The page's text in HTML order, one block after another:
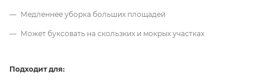
Медленнее уборка больших площадей
Может буксовать на скользких и мокрых участках
Подходит для: